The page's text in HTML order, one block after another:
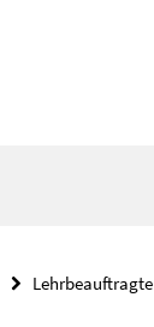
Lehrbeauftragte